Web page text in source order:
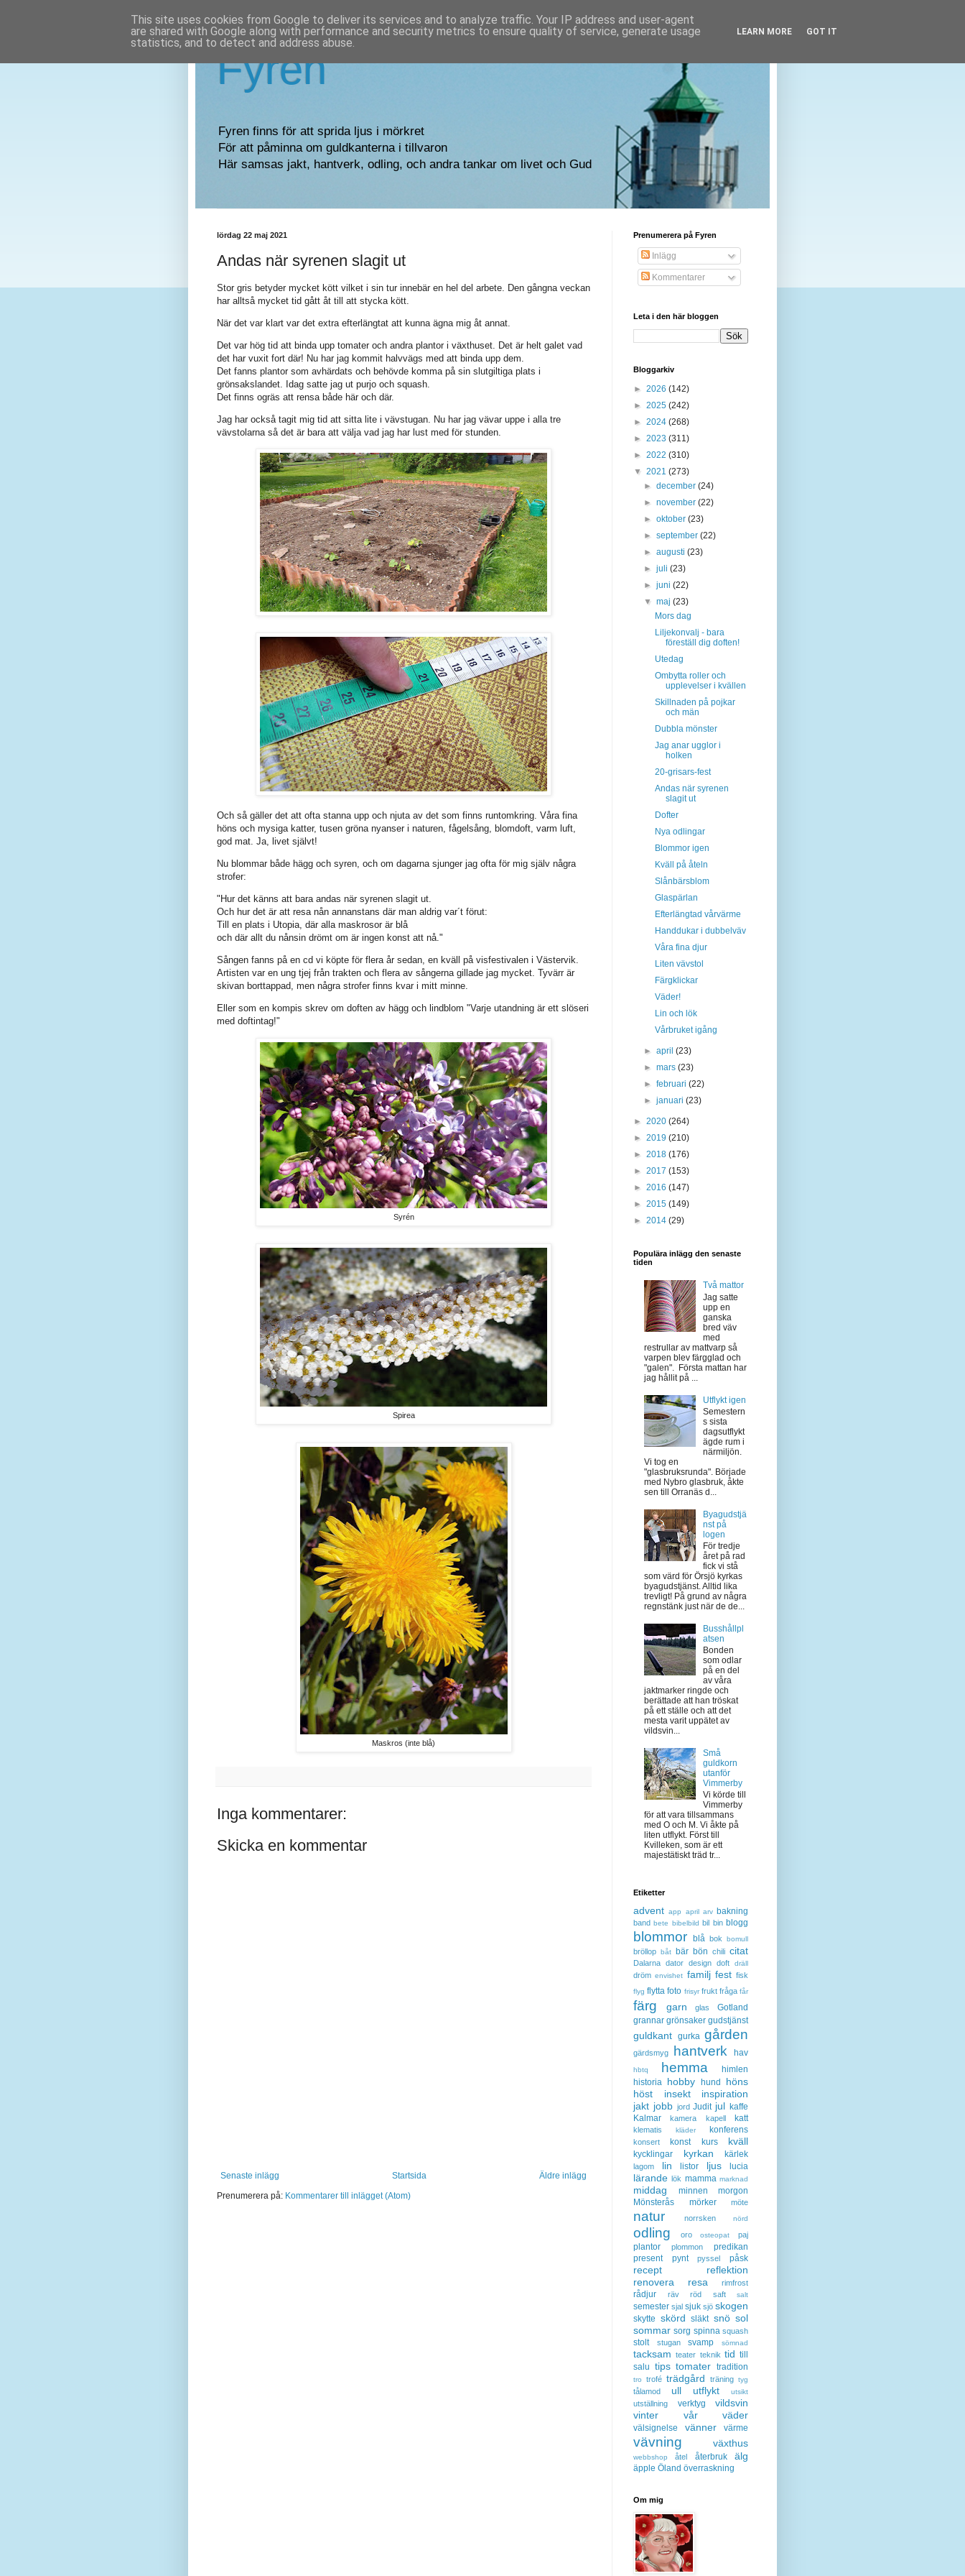
Fyren
Fyren finns för att sprida ljus i mörkret
För att påminna om guldkanterna i tillvaron
Här samsas jakt, hantverk, odling, och andra tankar om livet och Gud
lördag 22 maj 2021
Andas när syrenen slagit ut
Stor gris betyder mycket kött vilket i sin tur innebär en hel del arbete. Den gångna veckan
har alltså mycket tid gått åt till att stycka kött.
När det var klart var det extra efterlängtat att kunna ägna mig åt annat.
Det var hög tid att binda upp tomater och andra plantor i växthuset. Det är helt galet vad
det har vuxit fort där! Nu har jag kommit halvvägs med att binda upp dem.
Det fanns plantor som avhärdats och behövde komma på sin slutgiltiga plats i
grönsakslandet. Idag satte jag ut purjo och squash.
Det finns ogräs att rensa både här och där.
Jag har också tagit mig tid att sitta lite i vävstugan. Nu har jag vävar uppe i alla tre
vävstolarna så det är bara att välja vad jag har lust med för stunden.
Och så gäller det att ofta stanna upp och njuta av det som finns runtomkring. Våra fina
höns och mysiga katter, tusen gröna nyanser i naturen, fågelsång, blomdoft, varm luft,
god mat. Ja, livet självt!
Nu blommar både hägg och syren, och om dagarna sjunger jag ofta för mig själv några
strofer:
"Hur det känns att bara andas när syrenen slagit ut.
Och hur det är att resa nån annanstans där man aldrig var´t förut:
Till en plats i Utopia, där alla maskrosor är blå
och där allt du nånsin drömt om är ingen konst att nå."
Sången fanns på en cd vi köpte för flera år sedan, en kväll på visfestivalen i Västervik.
Artisten var en ung tjej från trakten och flera av sångerna gillade jag mycket. Tyvärr är
skivan borttappad, men några strofer finns kvar i mitt minne.
Eller som en kompis skrev om doften av hägg och lindblom "Varje utandning är ett slöseri
med doftintag!"
Syrén
Spirea
Maskros (inte blå)
Inga kommentarer:
Skicka en kommentar
Senaste inlägg Äldre inlägg
Startsida
Prenumerera på: Kommentarer till inlägget (Atom)
Prenumerera på Fyren
Inlägg
Kommentarer
Leta i den här bloggen
Bloggarkiv
► 2026 (142)
► 2025 (242)
► 2024 (268)
► 2023 (311)
► 2022 (310)
▼ 2021 (273)
►december(24)
►november(22)
►oktober(23)
►september(22)
►augusti(23)
►juli(23)
►juni(22)
▼maj(23)
Mors dag
Liljekonvalj - bara
föreställ dig doften!
Utedag
Ombytta roller och
upplevelser i kvällen
Skillnaden på pojkar
och män
Dubbla mönster
Jag anar ugglor i
holken
20-grisars-fest
Andas när syrenen
slagit ut
Dofter
Nya odlingar
Blommor igen
Kväll på åteln
Slånbärsblom
Glaspärlan
Efterlängtad vårvärme
Handdukar i dubbelväv
Våra fina djur
Liten vävstol
Färgklickar
Väder!
Lin och lök
Vårbruket igång
►april(23)
►mars(23)
►februari(22)
►januari(23)
► 2020 (264)
► 2019 (210)
► 2018 (176)
► 2017 (153)
► 2016 (147)
► 2015 (149)
► 2014 (29)
Populära inlägg den senaste
tiden
Två mattor
Jag satte
upp en
ganska
bred väv
med
restrullar av mattvarp så
varpen blev färgglad och
"galen". Första mattan har
jag hållit på ...
Utflykt igen
Semestern
s sista
dagsutflykt
ägde rum i
närmiljön.
Vi tog en
"glasbruksrunda". Började
med Nybro glasbruk, åkte
sen till Orranäs d...
Byagudstjä
nst på
logen
För tredje
året på rad
fick vi stå
som värd för Örsjö kyrkas
byagudstjänst. Alltid lika
trevligt! På grund av några
regnstänk just när de de...
Busshållpl
atsen
Bonden
som odlar
på en del
av våra
jaktmarker ringde och
berättade att han tröskat
på ett ställe och att det
mesta varit uppätet av
vildsvin...
Små
guldkorn
utanför
Vimmerby
Vi körde till
Vimmerby
för att vara tillsammans
med O och M. Vi åkte på
liten utflykt. Först till
Kvilleken, som är ett
majestätiskt träd tr...
Etiketter
advent app april arv bakning
band bete bibelbild bil bin blogg
blommor blå bok bomull
bröllop båt bär bön chili citat
Dalarna dator design doft dräll
dröm envishet familj fest fisk
flyg flytta foto frisyr frukt fråga får
färg garn glas
Gotland
grannar grönsaker gudstjänst
guldkant gurka gården
gärdsmyg hantverk hav
hbtq hemma
himlen
historia hobby hund
höns
höst
insekt
inspiration
jakt jobb jord Judit jul kaffe
Kalmar
kamera kapell katt
klematis kläder konferens
konsert konst kurs kväll
kycklingar kyrkan kärlek
lagom lin listor ljus lucia
lärande lök mamma marknad
middag minnen
morgon
Mönsterås
mörker möte
natur norrsken nörd
odling oro osteopat paj
plantor plommon
predikan
present
pynt pyssel påsk
recept
reflektion
renovera
resa rimfrost
rådjur räv röd saft salt
semester sjal sjuk sjö skogen
skytte skörd släkt snö sol
sommar sorg spinna squash
stolt stugan svamp sömnad
tacksam teater teknik tid till
salu tips tomater tradition
tro trofé trädgård träning tyg
tålamod ull utflykt utsikt
utställning verktyg
vildsvin
vinter
vår väder
välsignelse vänner värme
vävning växthus
webbshop åtel återbruk älg
äpple Öland överraskning
Om mig
This site uses cookies from Google to deliver its services and to analyze traffic. Your IP address and user-agent
are shared with Google along with performance and security metrics to ensure quality of service, generate usage
statistics, and to detect and address abuse.
LEARN MORE GOT IT